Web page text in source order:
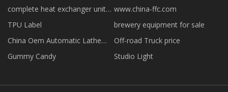
complete heat exchanger unit
factory
www.china-ffc.com
TPU Label
brewery equipment for sale
China Oem Automatic Lathe
Machine factory
Off-road Truck price
Gummy Candy
Studio Light